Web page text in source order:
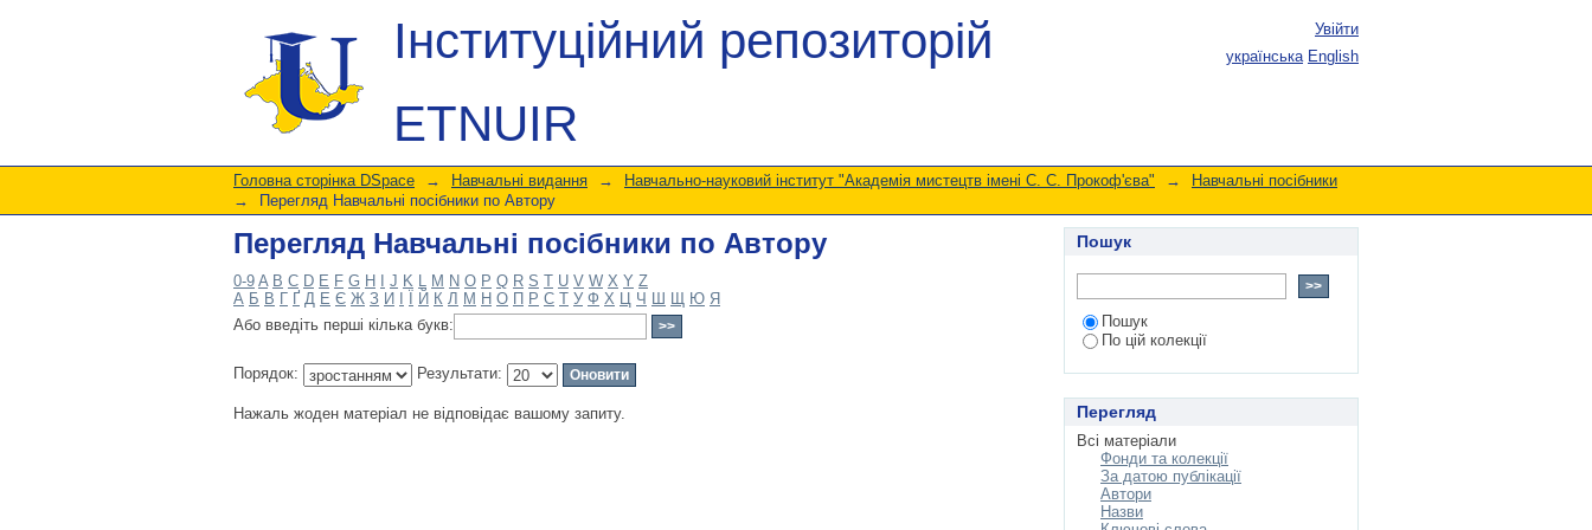
Інституційний репозиторій
ETNUIR
Перегляд Навчальні посібники по Автору
Увійти
українська English
Головна сторінка DSpace → Навчальні видання → Навчально-науковий інститут "Академія мистецтв імені С. С. Прокоф'єва" →
Навчальні посібники
→
Перегляд Навчальні посібники по Автору
Перегляд Навчальні посібники по Автору
0-9 A B C D E F G H J K L M N O P Q R S T U V W X Y Z
А Б В Г Ґ Д Е Є Ж З И Й К Л М Н О П Р С Т У Ф Х Ц Ч Ш Щ Ю Я
Або введіть перші кілька букв:
Порядок: Результати:
Нажаль жоден матеріал не відповідає вашому запиту.
Пошук
Пошук
По цій колекції
Перегляд
Всі матеріали
Фонди та колекції
За датою публікації
Автори
Назви